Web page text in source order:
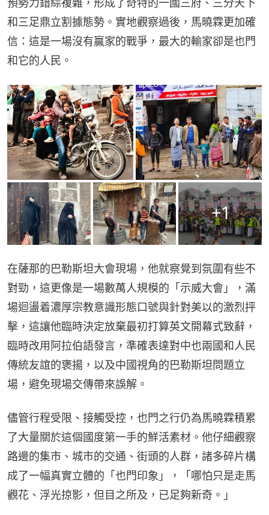
預勢力錯綜複雜，形成了奇特的一國三府、三分天下
和三足鼎立割據態勢。實地觀察過後，馬曉霖更加確
信：這是一場沒有贏家的戰爭，最大的輸家卻是也門
和它的人民。
+1
在薩那的巴勒斯坦大會現場，他就察覺到氛圍有些不
對勁，這更像是一場數萬人規模的「示威大會」，滿
場迴盪着濃厚宗教意識形態口號與針對美以的激烈抨
擊，這讓他臨時決定放棄最初打算英文開幕式致辭，
臨時改用阿拉伯語發言，準確表達對中也兩國和人民
傳統友誼的褒揚，以及中國視角的巴勒斯坦問題立
場，避免現場交傳帶來誤解。
儘管行程受限、接觸受控，也門之行仍為馬曉霖積累
了大量關於這個國度第一手的鮮活素材。他仔細觀察
路邊的集市、城市的交通、街頭的人群，諸多碎片構
成了一幅真實立體的「也門印象」，「哪怕只是走馬
觀花、浮光掠影，但目之所及，已足夠新奇。」